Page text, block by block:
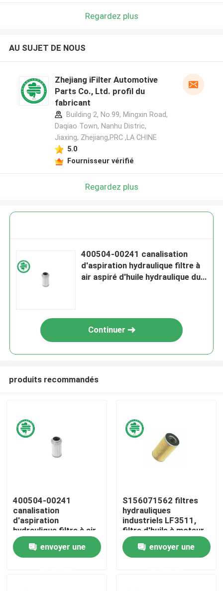
Maison
Produits
Regardez plus
AU SUJET DE NOUS
Zhejiang iFilter Automotive
Parts Co., Ltd. profil du
fabricant
Building 2, No.99, Mingxin Road,
Daqiao Town, Nanhu Distric,
Jiaxing, Zhejiang,PRC ,LA CHINE
5.0
Fournisseur vérifié
Regardez plus
400504-00241 canalisation
d'aspiration hydraulique filtre à
air aspiré d'huile hydraulique du
Continuer
produits recommandés
400504-00241
canalisation
d'aspiration
hydraulique filtre à air
aspiré d'huile
hydraulique du filtre H-
89070 SH60695
envoyer une
S156071562 filtres
hydrauliques
industriels LF3511,
filtre d'huile à moteur
de P550379 SK460-8
envoyer une